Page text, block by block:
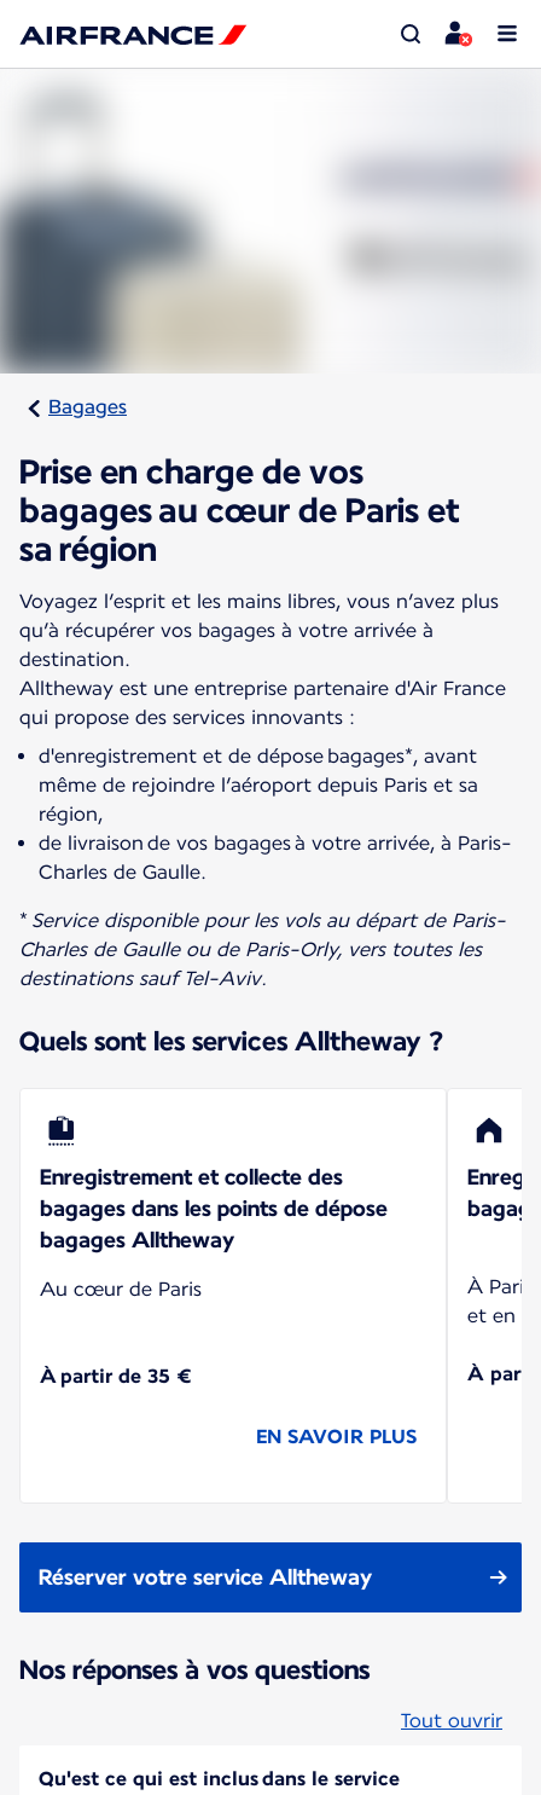
Bagages
Prise en charge de vos
bagages au cœur de Paris et
sa région
Voyagez l’esprit et les mains libres, vous n’avez plus
qu’à récupérer vos bagages à votre arrivée à
destination.
Alltheway est une entreprise partenaire d'Air France
qui propose des services innovants :
d'enregistrement et de dépose bagages*, avant
même de rejoindre l’aéroport depuis Paris et sa
région,
de livraison de vos bagages à votre arrivée, à Paris-
Charles de Gaulle.
* Service disponible pour les vols au départ de Paris-
Charles de Gaulle ou de Paris-Orly, vers toutes les
destinations sauf Tel-Aviv.
Quels sont les services Alltheway ?
Enregistrement et collecte des
bagages dans les points de dépose
bagages Alltheway
Au cœur de Paris
À partir de 35 €
EN SAVOIR PLUS
À Paris
et en
À
Réserver votre service Alltheway
Nos réponses à vos questions
Tout ouvrir
Qu'est ce qui est inclus dans le service